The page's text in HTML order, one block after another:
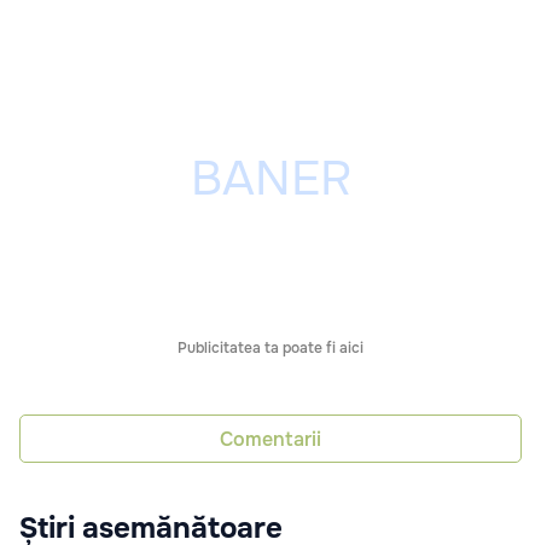
Publicitatea ta poate fi aici
Comentarii
Știri asemănătoare